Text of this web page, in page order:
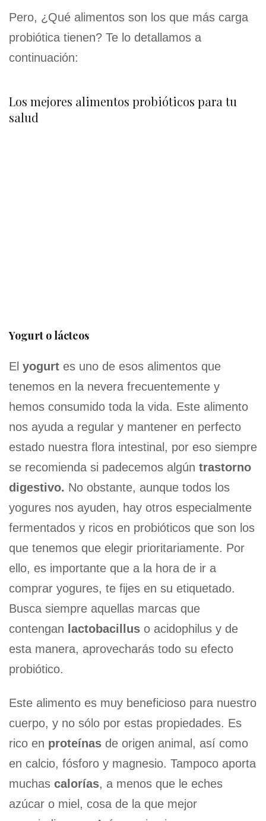
Pero, ¿Qué alimentos son los que más carga
probiótica tienen? Te lo detallamos a
continuación:
Los mejores alimentos probióticos para tu
salud
Yogurt o lácteos
El yogurt es uno de esos alimentos que
tenemos en la nevera frecuentemente y
hemos consumido toda la vida. Este alimento
nos ayuda a regular y mantener en perfecto
estado nuestra flora intestinal, por eso siempre
se recomienda si padecemos algún trastorno
digestivo. No obstante, aunque todos los
yogures nos ayuden, hay otros especialmente
fermentados y ricos en probióticos que son los
que tenemos que elegir prioritariamente. Por
ello, es importante que a la hora de ir a
comprar yogures, te fijes en su etiquetado.
Busca siempre aquellas marcas que
contengan lactobacillus o acidophilus y de
esta manera, aprovecharás todo su efecto
probiótico.
Este alimento es muy beneficioso para nuestro
cuerpo, y no sólo por estas propiedades. Es
rico en proteínas de origen animal, así como
en calcio, fósforo y magnesio. Tampoco aporta
muchas calorías, a menos que le eches
azúcar o miel, cosa de la que mejor